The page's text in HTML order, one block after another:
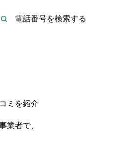
ミを紹介
業者で、